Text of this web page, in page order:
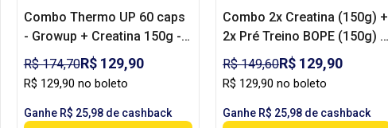
Combo Thermo UP 60 caps
- Growup + Creatina 150g -
Atacadão Maromba + L-carn
480ml - Dcx
R$ 174,70R$ 129,90
R$ 129,90 no boleto
Ganhe R$ 25,98 de cashback
Combo 2x Creatina (150g) +
2x Pré Treino BOPE (150g) -
BLACK SKULL
R$ 149,60R$ 129,90
R$ 129,90 no boleto
Ganhe R$ 25,98 de cashback